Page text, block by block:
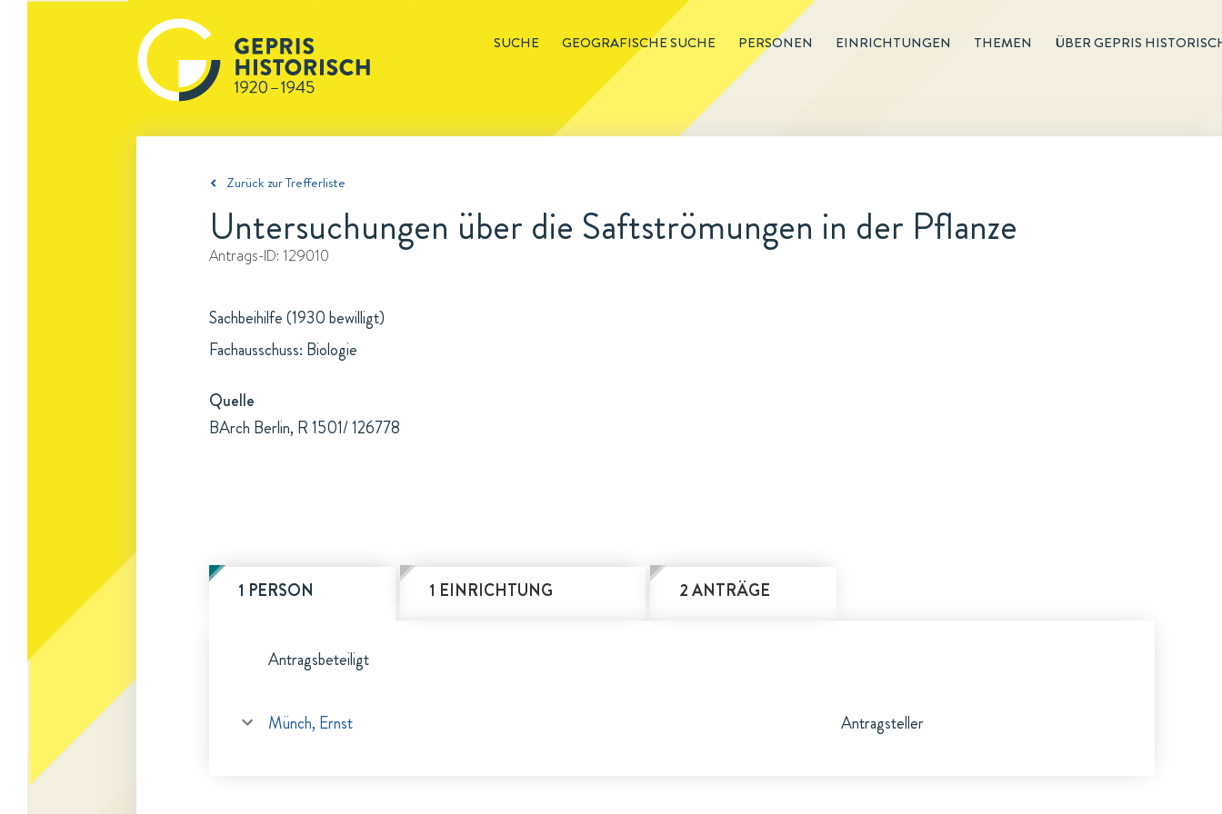
SUCHE GEOGRAFISCHE SUCHE PERSONEN EINRICHTUNGEN THEMEN ÜBER GEPRIS
Zurück zur Trefferliste
Untersuchungen über die Saftströmungen in der Pflanze
Antrags-ID: 129010
Sachbeihilfe (1930 bewilligt)
Fachausschuss: Biologie
Quelle
BArch Berlin, R 1501/ 126778
1 PERSON 1 EINRICHTUNG 2 ANTRÄGE
Antragsbeteiligt
Münch, Ernst Antragsteller